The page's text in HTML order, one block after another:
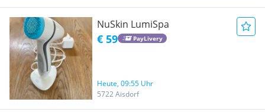
NuSkin LumiSpa
€ 59 PayLivery
Heute, 09:55 Uhr
5722 Aisdorf